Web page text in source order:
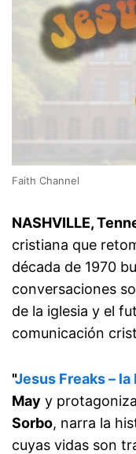
Faith Channel
NASHVILLE,
cristiana que
década de 1970
conversaciones
de la iglesia y el
comunicación
"Jesus Freaks –
May y
Sorbo, narra la
cuyas vidas son